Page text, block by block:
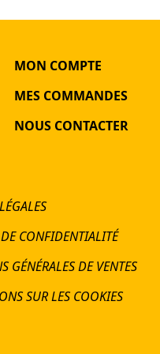
MON COMPTE
MES COMMANDES
NOUS CONTACTER
CONFIDENTIALITÉ
GÉNÉRALES DE VENTES
SUR LES COOKIES